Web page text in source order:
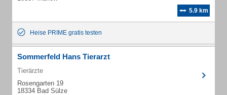
5.9 km
Heise PRIME gratis testen
Sommerfeld Hans Tierarzt
Tierärzte
Rosengarten 19
18334 Bad Sülze